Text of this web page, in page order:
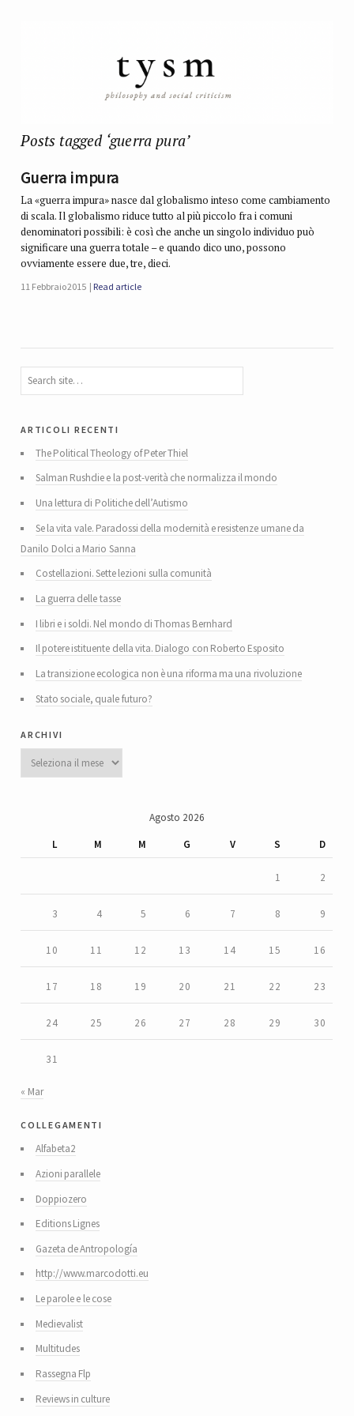
Posts tagged ‘guerra pura’
Guerra impura
La «guerra impura» nasce dal globalismo inteso come cambiamento
di scala. Il globalismo riduce tutto al più piccolo fra i comuni
denominatori possibili: è così che anche un singolo individuo può
significare una guerra totale – e quando dico uno, possono
ovviamente essere due, tre, dieci.
11 Febbraio 2015 Read article
articoli recenti
The Political Theology of Peter Thiel
Salman Rushdie e la post-verità che normalizza il mondo
Una lettura di Politiche dell’Autismo
Se la vita vale. Paradossi della modernità e resistenze umane da
Danilo Dolci a Mario Sanna
Costellazioni. Sette lezioni sulla comunità
La guerra delle tasse
I libri e i soldi. Nel mondo di Thomas Bernhard
Il potere istituente della vita. Dialogo con Roberto Esposito
La transizione ecologica non è una riforma ma una rivoluzione
Stato sociale, quale futuro?
archivi
Archivi
Agosto 2026
L
M M G V S D
1 2
3 4 5 6 7 8 9
10 11 12 13 14 15 16
17 18 19 20 21 22 23
24 25 26 27 28 29 30
31
« Mar
collegamenti
Alfabeta2
Azioni parallele
Doppiozero
Editions Lignes
Gazeta de Antropología
http://www.marcodotti.eu
Le parole e le cose
Medievalist
Multitudes
Rassegna Flp
Reviews in culture